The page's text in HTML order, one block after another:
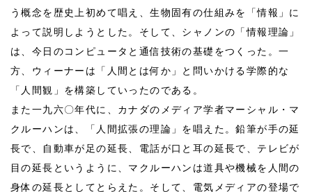
う概念を歴史上初めて唱え、生物固有の仕組みを「情報」に
よって説明しようとした。そして、シャノンの「情報理論」
は、今日のコンピュータと通信技術の基礎をつくった。一
方、ウィーナーは「人間とは何か」と問いかける学際的な
「人間観」を構築していったのである。
また一九六〇年代に、カナダのメディア学者マーシャル・マ
クルーハンは、「人間拡張の理論」を唱えた。鉛筆が手の延
長で、自動車が足の延長、電話が口と耳の延長で、テレビが
目の延長というように、マクルーハンは道具や機械を人間の
身体の延長としてとらえた。そして、電気メディアの登場で